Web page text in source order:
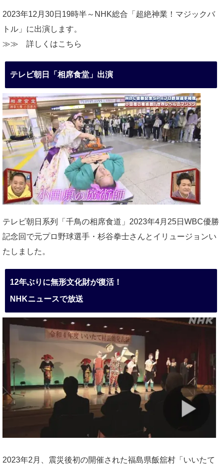
2023年12月30日19時半～NHK総合「超絶神業！マジックバ
トル」に出演します。
≫≫ 詳しくはこちら
テレビ朝日「相席食堂」出演
テレビ朝日系列「千鳥の相席食道」2023年4月25日WBC優勝
記念回で元プロ野球選手・杉谷拳士さんとイリュージョンい
たしました。
12年ぶりに無形文化財が復活！
NHKニュースで放送
2023年2月、震災後初の開催された福島県飯舘村「いいたて